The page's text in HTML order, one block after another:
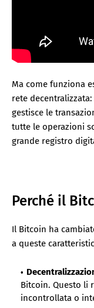
Ma come funziona
rete
gestisce le
tutte le operazioni
grande registro
Perché il
Il Bitcoin ha
a queste
Bitcoin. Questo li
incontrollata o